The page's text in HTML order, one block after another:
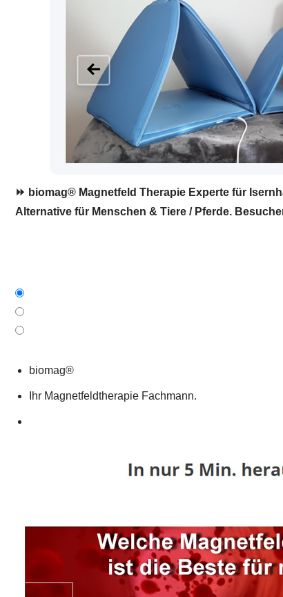
⏩ biomag® Magnetfeld Therapie Experte für
Alternative für Menschen & Tiere / Pferde.
biomag®
Ihr Magnetfeldtherapie Fachmann.